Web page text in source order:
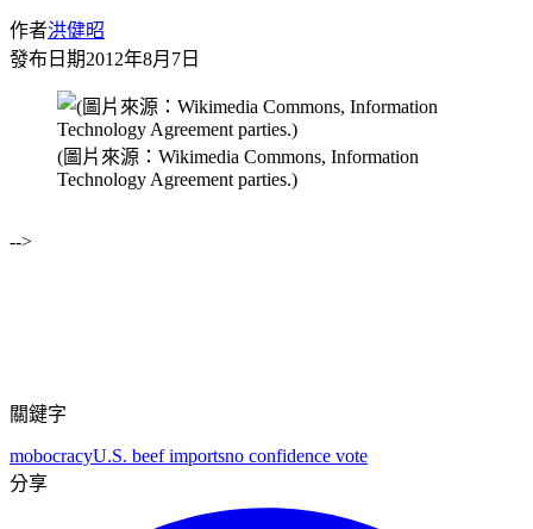
作者洪健昭
發布日期2012年8月7日
(圖片來源：Wikimedia Commons, Information
Technology Agreement parties.)
-->
關鍵字
mobocracyU.S. beef importsno confidence vote
分享